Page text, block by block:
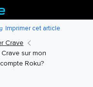
Imprimer cet article
Crave
sur mon
Roku?